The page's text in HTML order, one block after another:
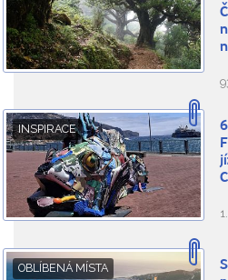
INSPIRACE
OBLÍBENÁ MÍSTA